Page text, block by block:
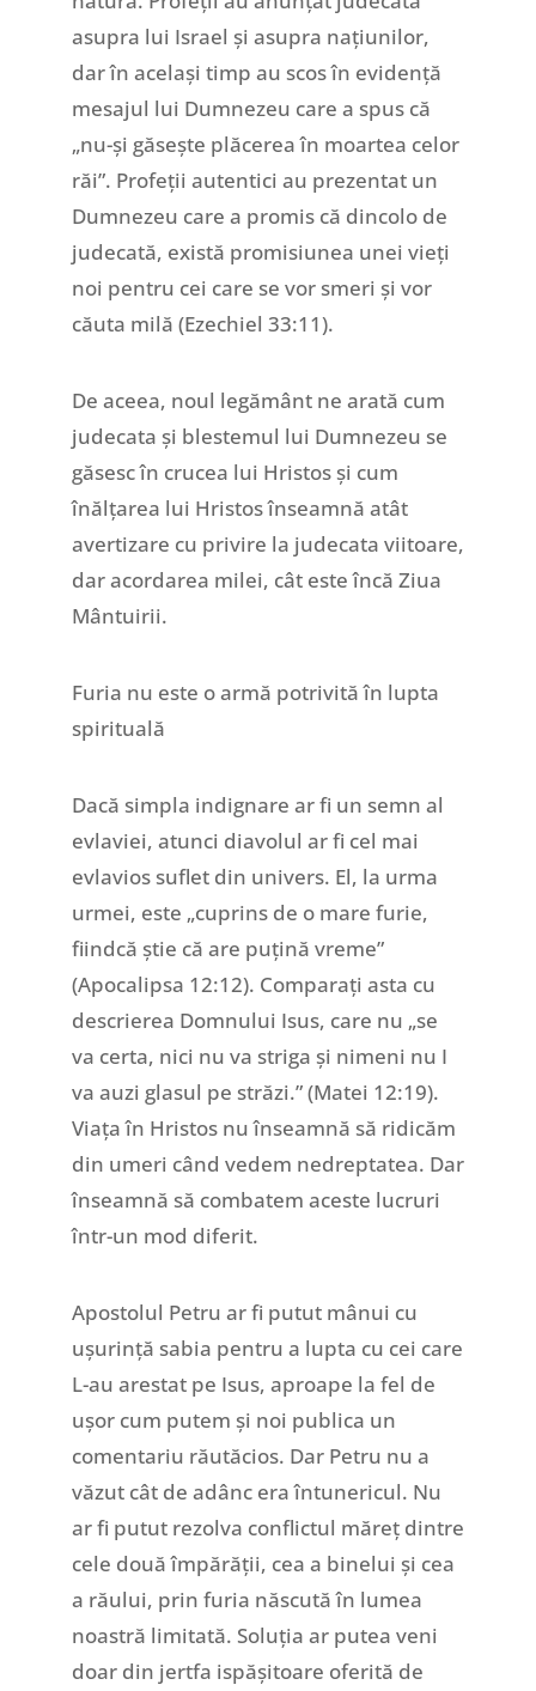
asupra lui Israel și asupra națiunilor,
dar în același timp au scos în evidență
mesajul lui Dumnezeu care a spus că
„nu-și găsește plăcerea în moartea celor
răi”. Profeții autentici au prezentat un
Dumnezeu care a promis că dincolo de
judecată, există promisiunea unei vieți
noi pentru cei care se vor smeri și vor
căuta milă (Ezechiel 33:11).
De aceea, noul legământ ne arată cum
judecata și blestemul lui Dumnezeu se
găsesc în crucea lui Hristos și cum
înălțarea lui Hristos înseamnă atât
avertizare cu privire la judecata viitoare,
dar acordarea milei, cât este încă Ziua
Mântuirii.
Furia nu este o armă potrivită în lupta
spirituală
Dacă simpla indignare ar fi un semn al
evlaviei, atunci diavolul ar fi cel mai
evlavios suflet din univers. El, la urma
urmei, este „cuprins de o mare furie,
fiindcă știe că are puțină vreme”
(Apocalipsa 12:12). Comparați asta cu
descrierea Domnului Isus, care nu „se
va certa, nici nu va striga și nimeni nu I
va auzi glasul pe străzi.” (Matei 12:19).
Viața în Hristos nu înseamnă să ridicăm
din umeri când vedem nedreptatea. Dar
înseamnă să combatem aceste lucruri
într-un mod diferit.
Apostolul Petru ar fi putut mânui cu
ușurință sabia pentru a lupta cu cei care
L-au arestat pe Isus, aproape la fel de
ușor cum putem și noi publica un
comentariu răutăcios. Dar Petru nu a
văzut cât de adânc era întunericul. Nu
ar fi putut rezolva conflictul măreț dintre
cele două împărății, cea a binelui și cea
a răului, prin furia născută în lumea
noastră limitată. Soluția ar putea veni
doar din jertfa ispășitoare oferită de